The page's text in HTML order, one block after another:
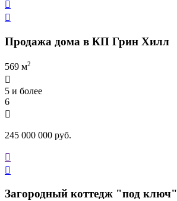


Продажа дома в КП Грин Хилл
569 м2

5 и более
6

245 000 000 руб.


Загородный коттедж "под ключ"